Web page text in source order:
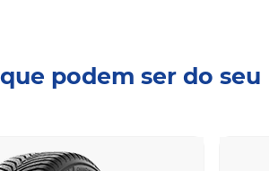
podem ser do seu